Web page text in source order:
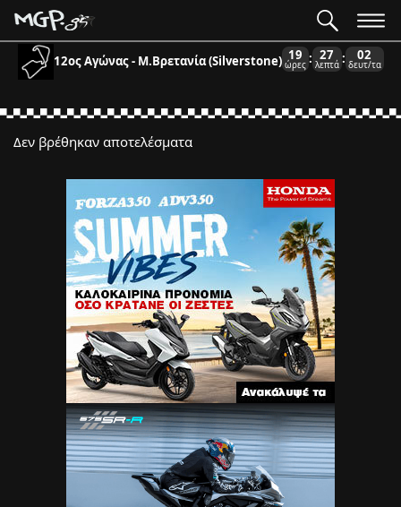
12ος Αγώνας - Μ.Βρετανία (Silverstone) 19
ώρες : 27
λεπτά : 02
δευτ/τα
Δεν βρέθηκαν αποτελέσματα